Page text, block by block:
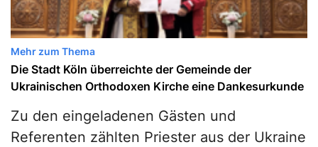
Mehr zum Thema
Die Stadt Köln überreichte der Gemeinde der
Ukrainischen Orthodoxen Kirche eine Dankesurkunde
Zu den eingeladenen Gästen und
Referenten zählten Priester aus der Ukraine